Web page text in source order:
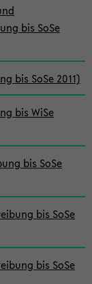
bis SoSe
bis SoSe 2011)
bis WiSe
bis SoSe
bis SoSe
bis SoSe